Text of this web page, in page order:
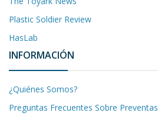
Plastic Soldier Review
HasLab
INFORMACIÓN
¿Quiénes Somos?
Preguntas Frecuentes Sobre Preventas